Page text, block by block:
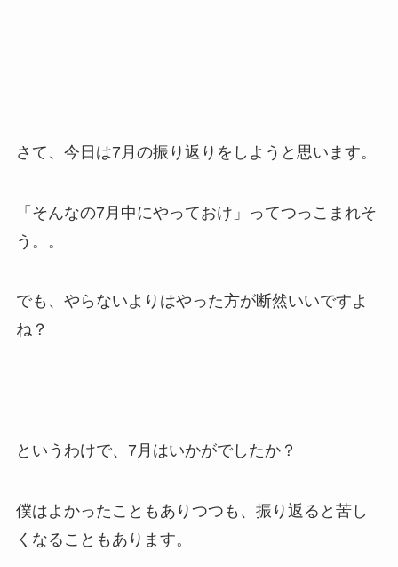
さて、今日は7月の振り返りをしようと思います。
「そんなの7月中にやっておけ」ってつっこまれそ
う。。
でも、やらないよりはやった方が断然いいですよ
ね？
というわけで、7月はいかがでしたか？
僕はよかったこともありつつも、振り返ると苦し
くなることもあります。